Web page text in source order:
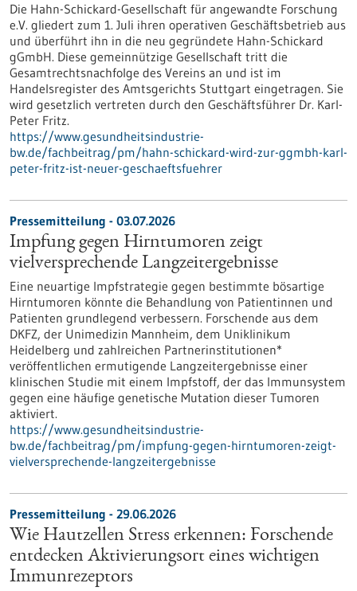
Die Hahn-Schickard-Gesellschaft für angewandte Forschung
e.V. gliedert zum 1. Juli ihren operativen Geschäftsbetrieb aus
und überführt ihn in die neu gegründete Hahn-Schickard
gGmbH. Diese gemeinnützige Gesellschaft tritt die
Gesamtrechtsnachfolge des Vereins an und ist im
Handelsregister des Amtsgerichts Stuttgart eingetragen. Sie
wird gesetzlich vertreten durch den Geschäftsführer Dr. Karl-
Peter Fritz.
https://www.gesundheitsindustrie-
bw.de/fachbeitrag/pm/hahn-schickard-wird-zur-ggmbh-karl-
peter-fritz-ist-neuer-geschaeftsfuehrer
Pressemitteilung - 03.07.2026
Impfung gegen Hirntumoren zeigt
vielversprechende Langzeitergebnisse
Eine neuartige Impfstrategie gegen bestimmte bösartige
Hirntumoren könnte die Behandlung von Patientinnen und
Patienten grundlegend verbessern. Forschende aus dem
DKFZ, der Unimedizin Mannheim, dem Uniklinikum
Heidelberg und zahlreichen Partnerinstitutionen*
veröffentlichen ermutigende Langzeitergebnisse einer
klinischen Studie mit einem Impfstoff, der das Immunsystem
gegen eine häufige genetische Mutation dieser Tumoren
aktiviert.
https://www.gesundheitsindustrie-
bw.de/fachbeitrag/pm/impfung-gegen-hirntumoren-zeigt-
vielversprechende-langzeitergebnisse
Pressemitteilung - 29.06.2026
Wie Hautzellen Stress erkennen: Forschende
entdecken Aktivierungsort eines wichtigen
Immunrezeptors